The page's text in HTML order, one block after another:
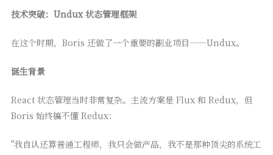
技术突破：Undux 状态管理框架
在这个时期，Boris 还做了一个重要的副业项目——Undux。
诞生背景
React 状态管理当时非常复杂。主流方案是 Flux 和 Redux，但
Boris 始终搞不懂 Redux：
"我自认还算普通工程师，我只会做产品，我不是那种顶尖的系统工